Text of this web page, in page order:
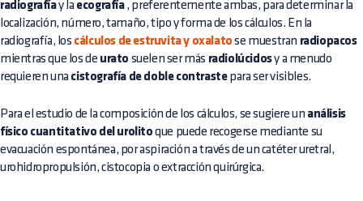
radiografíay la ecografía, preferentemente ambas, para determinar la
localización, número, tamaño, tipo y forma de los cálculos. En la
radiografía, los cálculos de estruvita y oxalato se muestran radiopacos
mientras que los de urato suelen ser más radiolúcidosy a menudo
requieren una cistografía de doble contrastepara ser visibles.
Para el estudio de la composición de los cálculos, se sugiere un análisis
físico cuantitativo del urolito que puede recogerse mediante su
evacuación espontánea, por aspiración a través de un catéter uretral,
urohidropropulsión, cistocopia o extracción quirúrgica.